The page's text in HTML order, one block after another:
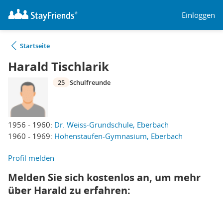
Einloggen
Startseite
Harald Tischlarik
1956 - 1960: Dr. Weiss-Grundschule, Eberbach
1960 - 1969: Hohenstaufen-Gymnasium, Eberbach
25 Schulfreunde
Profil melden
Melden Sie sich kostenlos an, um mehr
über Harald zu erfahren: